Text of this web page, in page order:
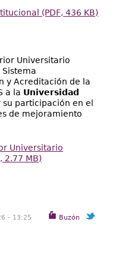
(PDF, 436 KB)
Universitario
Sistema
y Acreditación de la
a la Universidad
su participación en el
de mejoramiento
Universitario
2.77 MB)
Buzón
- 13:25